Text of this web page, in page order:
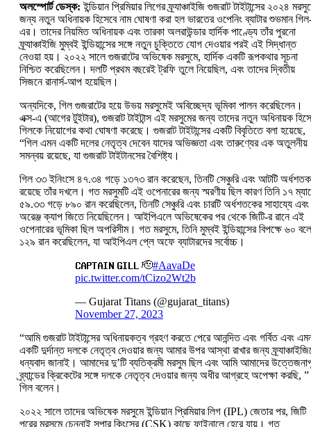
অলস্পোর্ট ডেস্ক: ইন্ডিয়ান প্রিমিয়ার লিগের ফ্র্যাঞ্চাইজি গুজরাট টাইটান্সের ২০২৪
জন্য নতুন অধিনায়ক হিসেবে নাম ঘোষণা করা হল ভারতের ওপেনিং ব্যাটার শুভমান
এর। তাদের নিয়মিত অধিনায়ক এবং তারকা অলরাউন্ডার হার্দিক পাণ্ড্যে তাঁর পুরনো
ফ্র্যাঞ্চাইজি মুম্বই ইন্ডিয়ান্সের সঙ্গে নতুন চুক্তিতে যোগ দেওয়ার পরই এই সিদ্ধান্ত
নেওয়া হয়। ২০২২ সালে গুজরাটের অভিষেক মরসুমে, হার্দিক একটি রূপকথার সূচনা
নিশ্চিত করেছিলেন। দলটি প্রথম বছরেই ট্রফি তুলে নিয়েছিল, এবং তাদের দ্বিতীয়
সিজনে রানার্স-আপ হয়েছিল।
অন্যদিকে, গিল গুজরাটের হয়ে উভয় মরসুমেই অবিচ্ছেদ্য ভূমিকা পালন করেছিলেন।
এক্স-এ (আগের টুইটার), গুজরাট টাইটান্স এই মরসুমের জন্য তাদের নতুন অধিনায়ক
গিলকে নিয়োগের কথা ঘোষণা করেছে। গুজরাট টাইটান্সের একটি বিবৃতিতে বলা হয়েছে,
“গিল এমন একটি দলের নেতৃত্ব দেবেন যাদের অভিজ্ঞতা এবং তারুণ্যের এক অতুলনীয়
সমন্বয় রয়েছে, যা গুজরাট টাইটানসের বৈশিষ্ট্য।
গিল ৩৩ ইনিংসে ৪৭.৩৪ গড়ে ১৩৭৩ রান করেছেন, তিনটি সেঞ্চুরি এবং আটটি অর্ধশতক
রয়েছে তাঁর দখলে। গত মরসুমটি এই ওপেনারের জন্য স্মরণীয় ছিল কারণ তিনি ১৭
৫৯.৩৩ গড়ে ৮৯০ রান করেছিলেন, তিনটি সেঞ্চুরি এবং চারটি অর্ধশতকের সাহায্যে এবং
অরেঞ্জ ক্যাপ জিতে নিয়েছিলেন। আইপিএলে অভিষেকের পর থেকে জিটি-র রানে এই
ওপেনারের ভূমিকা ছিল অপরিসীম। গত মরসুমে, তিনি মুম্বই ইন্ডিয়ান্সের বিপক্ষে ৬০ বলে
১২৯ রান করেছিলেন, যা আইপিএল প্লে অফে ব্যাটারদের সর্বোচ্চ।
𝐂𝐀𝐏𝐓𝐀𝐈𝐍 𝐆𝐈𝐋𝐋 🫡#AavaDe
pic.twitter.com/tCizo2Wt2b
— Gujarat Titans (@gujarat_titans)
November 27, 2023
“আমি গুজরাট টাইটান্সের অধিনায়কত্ব গ্রহণ করতে পেরে আনন্দিত এবং গর্বিত এবং
একটি দুর্দান্ত দলকে নেতৃত্ব দেওয়ার জন্য আমার উপর আস্থা রাখার জন্য
ধন্যবাদ জানাই। আমাদের দু’টি ব্যতিক্রমী মরসুম ছিল এবং আমি আমাদের
ব্র্যান্ডের ক্রিকেটের সঙ্গে দলকে নেতৃত্ব দেওয়ার জন্য অধীর আগ্রহে অপেক্ষা করছি, ”
গিল বলেন।
২০২২ সালে তাদের অভিষেক মরসুমে ইন্ডিয়ান প্রিমিয়ার লিগ (IPL) জেতার পর, জিটি
পরের মরসুমে চেন্নাই সুপার কিংসের (CSK) কাছে ফাইনালে হেরে যায়। গত